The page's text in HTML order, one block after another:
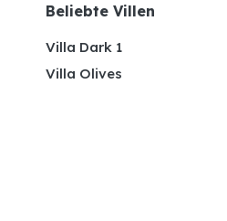
Beliebte Villen
Villa Dark 1
Villa Olives